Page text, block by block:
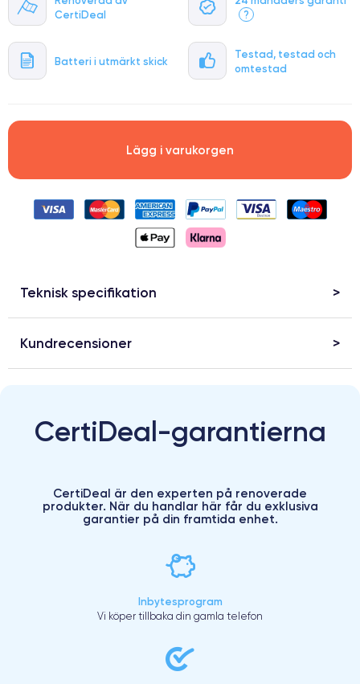
CertiDeal
?
Batteri i utmärkt skick
Testad, testad och
omtestad
Lägg i varukorgen
Teknisk specifikation
Kundrecensioner
CertiDeal-garantierna
CertiDeal är den experten på renoverade
produkter. När du handlar här får du exklusiva
garantier på din framtida enhet.
Inbytesprogram
Vi köper tillbaka din gamla telefon